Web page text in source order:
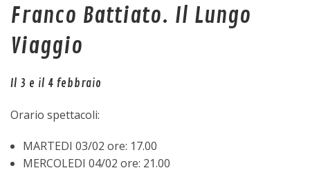
La sala
Eventi
Tariffe
Franco Battiato. Il Lungo
Viaggio
Il 3 e il 4 febbraio
Orario spettacoli:
MARTEDI 03/02 ore: 17.00
MERCOLEDI 04/02 ore: 21.00